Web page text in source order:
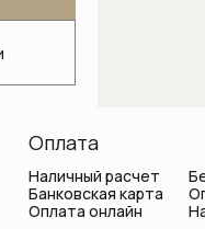
Оплата
Наличный расчет
Банковская карта
Оплата онлайн